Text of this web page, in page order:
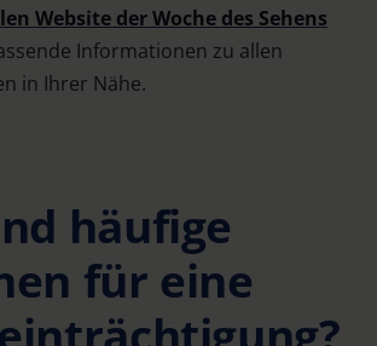
Website der Woche des Sehens
Informationen zu allen
in Ihrer Nähe.
häufige
für eine